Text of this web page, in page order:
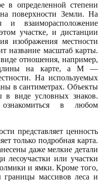
определенной степени
поверхности Земли. На
и взаиморасположение
участке, и дистанции
изображения местности
название масштаб карты.
отношения, например,
на карте, а M —
На используемых
в сантиметрах. Объекты
в виде условных знаков.
в любом
представляет ценность
только подробная карта.
даже мелкие детали
лесоучастки или участки
и ямки. Кроме того,
массивов леса и